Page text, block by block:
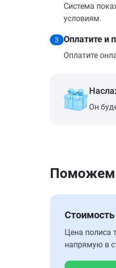
Система
условиям.
3 Оплатите и
Оплатите
Он
Поможем
Цена полиса
напрямую в